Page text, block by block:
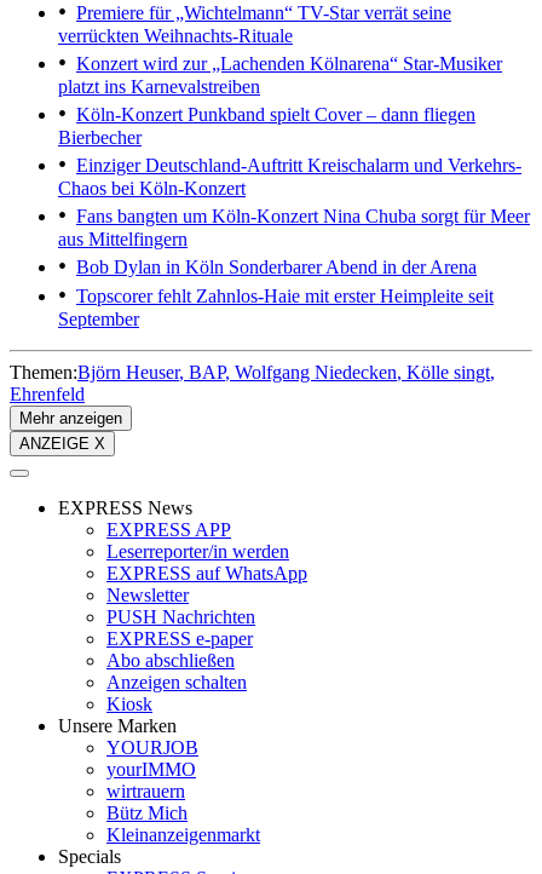
Premiere für „Wichtelmann“ TV-Star verrät seine
verrückten Weihnachts-Rituale
Konzert wird zur „Lachenden Kölnarena“ Star-Musiker
platzt ins Karnevalstreiben
Köln-Konzert Punkband spielt Cover – dann fliegen
Bierbecher
Einziger Deutschland-Auftritt Kreischalarm und Verkehrs-
Chaos bei Köln-Konzert
Fans bangten um Köln-Konzert Nina Chuba sorgt für Meer
aus Mittelfingern
Bob Dylan in Köln Sonderbarer Abend in der Arena
Topscorer fehlt Zahnlos-Haie mit erster Heimpleite seit
September
Themen:Björn Heuser BAP Wolfgang Niedecken Kölle singt
Ehrenfeld
Mehr anzeigen
ANZEIGE X
EXPRESS News
EXPRESS APP
Leserreporter/in werden
EXPRESS auf WhatsApp
Newsletter
PUSH Nachrichten
EXPRESS e-paper
Abo abschließen
Anzeigen schalten
Kiosk
Unsere Marken
YOURJOB
yourIMMO
wirtrauern
Bütz Mich
Kleinanzeigenmarkt
Specials